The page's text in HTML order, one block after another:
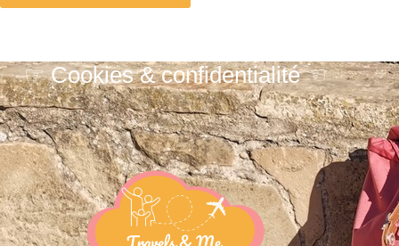
☞ Cookies & confidentialité ☜